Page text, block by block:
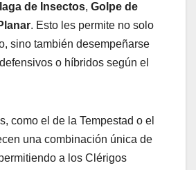
de Insectos, Golpe de
. Esto les permite no solo
sino también desempeñarse
o híbridos según el
como el de la Tempestad o el
una combinación única de
a los Clérigos